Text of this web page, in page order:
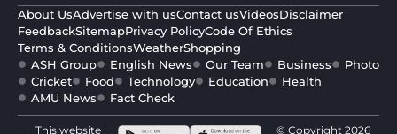
About UsAdvertise with usContact usVideosDisclaimer
FeedbackSitemapPrivacy PolicyCode Of Ethics
Terms & ConditionsWeatherShopping
ASH Group
English News Our Team Business
Photo
Cricket
Food Technology Education
Health
AMU News
Fact Check
This website
© Copyright 2026